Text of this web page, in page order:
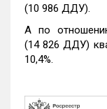
(10 986 ДДУ).
А по
(14 826 ДДУ)
10,4%.